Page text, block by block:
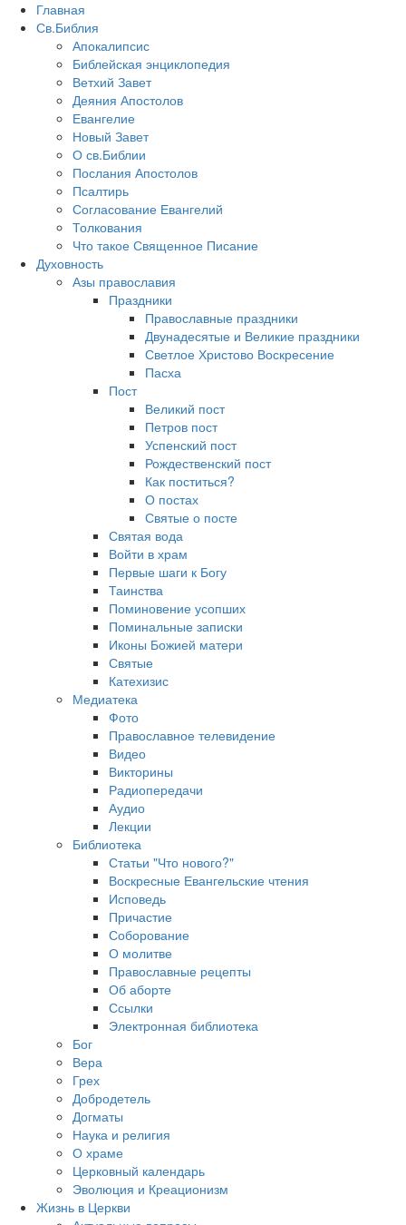
Главная
Св.Библия
Апокалипсис
Библейская энциклопедия
Ветхий Завет
Деяния Апостолов
Евангелие
Новый Завет
О св.Библии
Послания Апостолов
Псалтирь
Согласование Евангелий
Толкования
Что такое Священное Писание
Духовность
Азы православия
Праздники
Православные праздники
Двунадесятые и Великие праздники
Светлое Христово Воскресение
Пасха
Пост
Великий пост
Петров пост
Успенский пост
Рождественский пост
Как поститься?
О постах
Святые о посте
Святая вода
Войти в храм
Первые шаги к Богу
Таинства
Поминовение усопших
Поминальные записки
Иконы Божией матери
Святые
Катехизис
Медиатека
Фото
Православное телевидение
Видео
Викторины
Радиопередачи
Аудио
Лекции
Библиотека
Статьи "Что нового?"
Воскресные Евангельские чтения
Исповедь
Причастие
Соборование
О молитве
Православные рецепты
Об аборте
Ссылки
Электронная библиотека
Бог
Вера
Грех
Добродетель
Догматы
Наука и религия
О храме
Церковный календарь
Эволюция и Креационизм
Жизнь в Церкви